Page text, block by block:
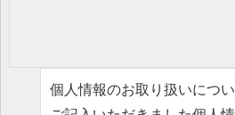
個人情報のお取り扱いにつ